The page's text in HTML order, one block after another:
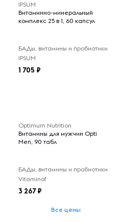
IPSUM
Витаминно-минеральный
комплекс 25 в 1, 60 капсул
БАДы, витамины и пробиотики
IPSUM
1 705
Optimum Nutrition
Витамины для мужчин Opti
Men, 90 табл
БАДы, витамины и пробиотики
Vitaminof
3 267
Все цены